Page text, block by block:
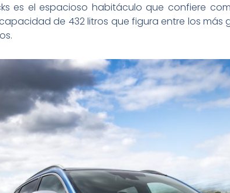
es el espacioso habitáculo que confiere
de 432 litros que figura entre los más